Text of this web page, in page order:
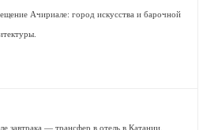
Ачириале: город искусства и барочной
завтрака — трансфер в отель в Катании.